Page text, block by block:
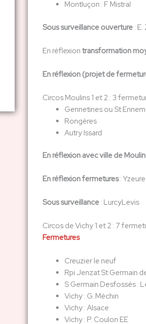
Montluçon : F Mistral
Sous surveillance ouverture :
En réflexion transformation
En réflexion (projet de
Circos Moulins 1 et 2 : 3
Gennetines ou St
Rongères
Autry Issard
En réflexion avec ville de
En réflexion fermetures:
Sous surveillance : LurcyLevis
Circos de Vichy 1 et 2 : 7
Fermetures
Creuzier le neuf
Rpi Jenzat St Germain
S Germain Desfossés :
Vichy : G. Méchin
Vichy : Alsace
Vichy : P. Coulon EE